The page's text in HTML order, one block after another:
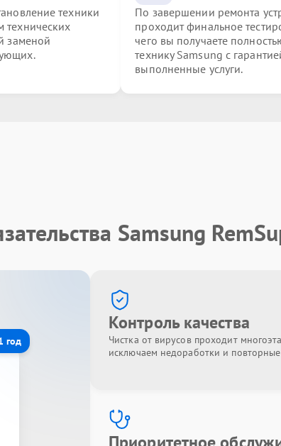
техники
технических
заменой
По завершении ремонта
проходит финальное
чего вы получаете
технику Samsung с
выполненные услуги.
Samsung
год
Контроль качества
Чистка от вирусов проходит
исключаем недоработки и